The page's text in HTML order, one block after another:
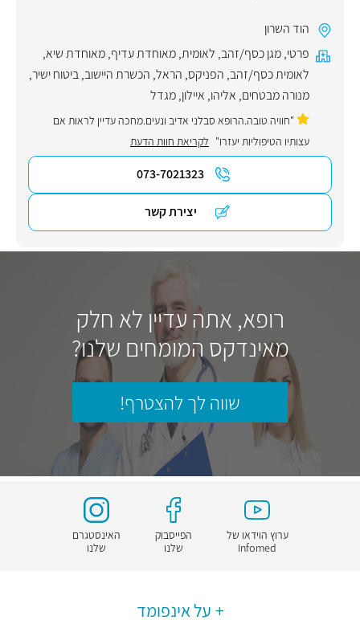
הוד השרון
פרטי,מגן כסף/זהב, לאומית,מאוחדת עדיף,מאוחדת שיא,
לאומית כסף/זהב, הפניקס, הראל, הכשרת היישוב,ביטוח ישיר,
מנורה מבטחים, אליהו, איילון,מגדל
"חוויה טובה.הרופא סבלני אדיב ונעים.מחכה עדיין לראות אם
עצותיו הטיפוליות יעזרו" לקריאת חוות הדעת
073-7021323
יצירת קשר
רופא, אתה עדיין לא חלק
מאינדקס המומחים שלנו?
שווה לך להצטרף!
ערוץ הוידאו של
Infomed
הפייסבוק
שלנו
האינסטגרם
שלנו
על אינפומד